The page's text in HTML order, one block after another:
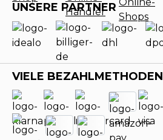
UNSERE PARTNER
VIELE BEZAHLMETHODEN